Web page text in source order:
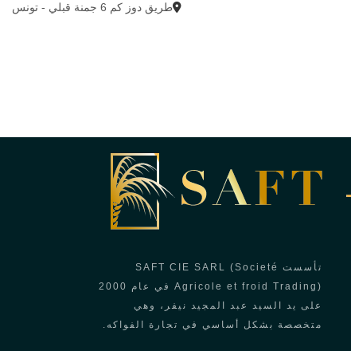
طريق دوز كم 6 جمنة قبلي - تونس
تأسست SAFT CIE SARL (Societé
Agricole et froid Trading) في عام 2000
على يد السيد عبد المجيد نيفر، وهي
متخصصة بشكل أساسي في تجارة الفواكه.